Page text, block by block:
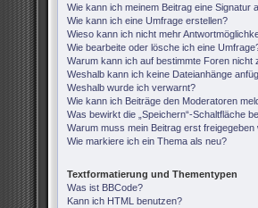
Wie kann ich meinem Beitrag eine Signatur
Wie kann ich eine Umfrage erstellen?
Wieso kann ich nicht mehr
Wie bearbeite oder lösche ich eine
Warum kann ich auf bestimmte Foren nicht
Weshalb kann ich keine Dateianhänge
Weshalb wurde ich verwarnt?
Wie kann ich Beiträge den Moderatoren
Was bewirkt die „Speichern“-Schaltfläche
Warum muss mein Beitrag erst freigegeben
Wie markiere ich ein Thema als neu?
Textformatierung und Thementypen
Was ist BBCode?
Kann ich HTML benutzen?